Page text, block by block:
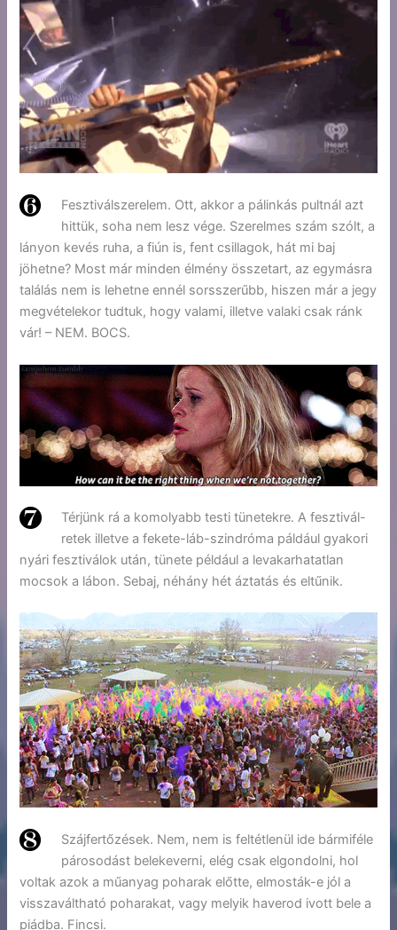
Fesztiválszerelem. Ott, akkor a pálinkás pultnál azt
hittük, soha nem lesz vége. Szerelmes szám szólt, a
lányon kevés ruha, a fiún is, fent csillagok, hát mi baj
jöhetne? Most már minden élmény összetart, az egymásra
találás nem is lehetne ennél sorsszerűbb, hiszen már a jegy
megvételekor tudtuk, hogy valami, illetve valaki csak ránk
vár! – NEM. BOCS.
Térjünk rá a komolyabb testi tünetekre. A fesztivál-
retek illetve a fekete-láb-szindróma páldául gyakori
nyári fesztiválok után, tünete például a levakarhatatlan
mocsok a lábon. Sebaj, néhány hét áztatás és eltűnik.
Szájfertőzések. Nem, nem is feltétlenül ide bármiféle
párosodást belekeverni, elég csak elgondolni, hol
voltak azok a műanyag poharak előtte, elmosták-e jól a
visszaváltható poharakat, vagy melyik haverod ivott bele a
piádba. Fincsi.